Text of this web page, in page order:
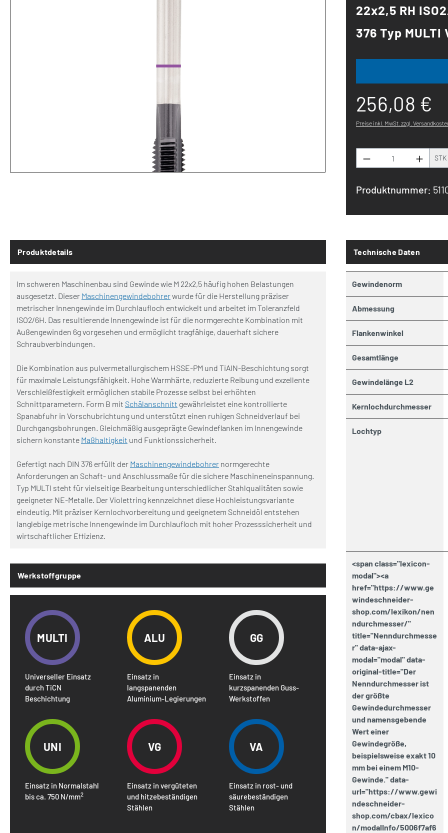
22x2,5 RH
376 Typ
256,08 €
Preise inkl. MwSt. zzgl.
Produkt Anzahl:
STK
Produktnummer:
Produktdetails
Im schweren Maschinenbau sind Gewinde wie M 22x2,5 häufig hohen Belastungen
ausgesetzt. Dieser Maschinengewindebohrerwurde für die Herstellung präziser
metrischer Innengewinde im Durchlaufloch entwickelt und arbeitet im Toleranzfeld
ISO2/6H. Das resultierende Innengewinde ist für die normgerechte Kombination mit
Außengewinden 6g vorgesehen und ermöglicht tragfähige, dauerhaft sichere
Schraubverbindungen.
Die Kombination aus pulvermetallurgischem HSSE-PM und TiAlN-Beschichtung sorgt
für maximale Leistungsfähigkeit. Hohe Warmhärte, reduzierte Reibung und exzellente
Verschleißfestigkeit ermöglichen stabile Prozesse selbst bei erhöhten
Schnittparametern. Form B mit Schälanschnitt gewährleistet eine kontrollierte
Spanabfuhr in Vorschubrichtung und unterstützt einen ruhigen Schneidverlauf bei
Durchgangsbohrungen. Gleichmäßig ausgeprägte Gewindeflanken im Innengewinde
sichern konstante Maßhaltigkeit und Funktionssicherheit.
Gefertigt nach DIN 376 erfüllt der Maschinengewindebohrer normgerechte
Anforderungen an Schaft- und Anschlussmaße für die sichere Maschineneinspannung.
Typ MULTI steht für vielseitige Bearbeitung unterschiedlicher Stahlqualitäten sowie
geeigneter NE-Metalle. Der Violettring kennzeichnet diese Hochleistungsvariante
eindeutig. Mit präziser Kernlochvorbereitung und geeignetem Schneidöl entstehen
langlebige metrische Innengewinde im Durchlaufloch mit hoher Prozesssicherheit und
wirtschaftlicher Effizienz.
Werkstoffgruppe
MULTI
Universeller Einsatz
durch TiCN
Beschichtung
ALU
Einsatz in
langspanenden
Aluminium-Legierungen
GG
Einsatz in
kurzspanenden Guss-
Werkstoffen
UNI
Einsatz in Normalstahl
bis ca. 750 N/mm2
VG
Einsatz in vergüteten
und hitzebeständigen
Stählen
VA
Einsatz in rost- und
säurebeständigen
Stählen
Technische Daten
Gewindenorm
Abmessung
Flankenwinkel
Gesamtlänge
Gewindelänge L2
Kernlochdurchmesser
Lochtyp
<span class="lexicon-
modal"><a
href="https://www.ge
windeschneider-
shop.com/lexikon/nen
ndurchmesser/"
title="Nenndurchmesse
r" data-ajax-
modal="modal" data-
original-title="Der
Nenndurchmesser ist
der größte
Gewindedurchmesser
und namensgebende
Wert einer
Gewindegröße,
beispielsweise exakt 10
mm bei einem M10-
Gewinde." data-
url="https://www.gewi
ndeschneider-
shop.com/cbax/lexico
n/modalInfo/5006f7af6